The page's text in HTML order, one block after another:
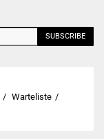
SUBSCRIBE
Warteliste